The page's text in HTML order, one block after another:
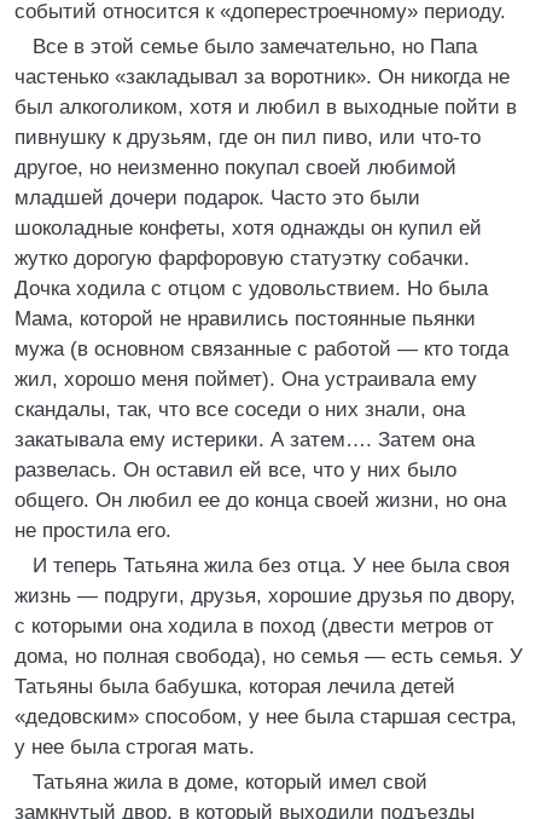
событий относится к «доперестроечному» периоду.
Все в этой семье было замечательно, но Папа
частенько «закладывал за воротник». Он никогда не
был алкоголиком, хотя и любил в выходные пойти в
пивнушку к друзьям, где он пил пиво, или что-то
другое, но неизменно покупал своей любимой
младшей дочери подарок. Часто это были
шоколадные конфеты, хотя однажды он купил ей
жутко дорогую фарфоровую статуэтку собачки.
Дочка ходила с отцом с удовольствием. Но была
Мама, которой не нравились постоянные пьянки
мужа (в основном связанные с работой — кто тогда
жил, хорошо меня поймет). Она устраивала ему
скандалы, так, что все соседи о них знали, она
закатывала ему истерики. А затем…. Затем она
развелась. Он оставил ей все, что у них было
общего. Он любил ее до конца своей жизни, но она
не простила его.
И теперь Татьяна жила без отца. У нее была своя
жизнь — подруги, друзья, хорошие друзья по двору,
с которыми она ходила в поход (двести метров от
дома, но полная свобода), но семья — есть семья. У
Татьяны была бабушка, которая лечила детей
«дедовским» способом, у нее была старшая сестра,
у нее была строгая мать.
Татьяна жила в доме, который имел свой
замкнутый двор, в который выходили подъезды